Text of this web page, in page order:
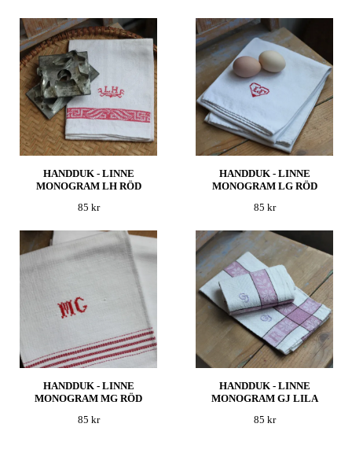
HANDDUK - LINNE
MONOGRAM LH RÖD
85 kr
HANDDUK - LINNE
MONOGRAM LG RÖD
85 kr
HANDDUK - LINNE
MONOGRAM MG RÖD
85 kr
HANDDUK - LINNE
MONOGRAM GJ LILA
85 kr